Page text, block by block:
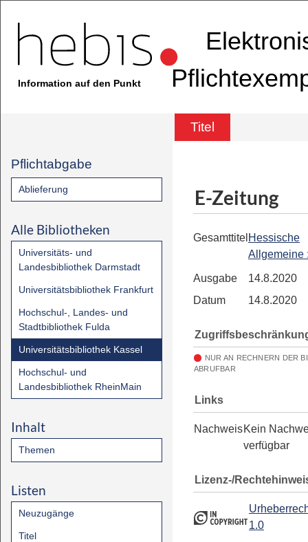
Information auf den Punkt
Titel
Pflichtabgabe
Ablieferung
Alle Bibliotheken
Universitäts- und
Landesbibliothek Darmstadt
Universitätsbibliothek Frankfurt
Hochschul-, Landes- und
Stadtbibliothek Fulda
Universitätsbibliothek Kassel
Hochschul- und
Landesbibliothek RheinMain
Inhalt
Themen
Listen
Neuzugänge
Titel
E-Zeitung
Gesamttitel Hessische
Allgemeine
Ausgabe
14.8.2020
Datum
14.8.2020
NUR AN RECHNERN DER
ABRUFBAR
Links
NachweisKein
verfügbar
Lizenz-/
1.0